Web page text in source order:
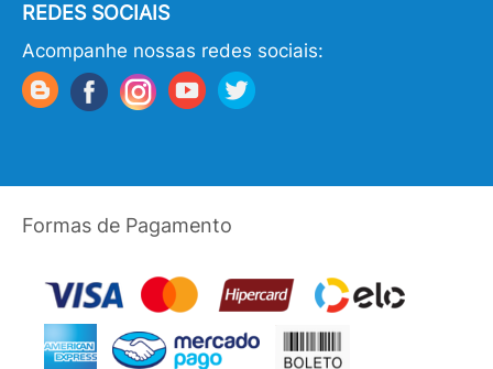
REDES SOCIAIS
Acompanhe nossas redes sociais:
Formas de Pagamento